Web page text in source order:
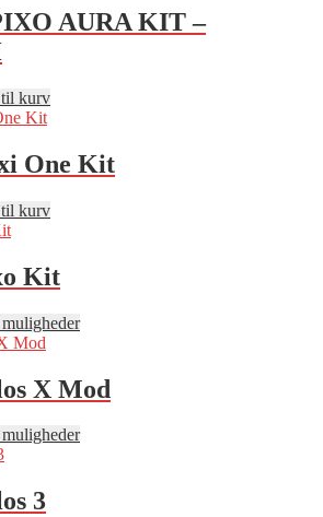
AURA KIT –
kurv
One Kit
kurv
Kit
Dette
flere
varianter.
kan
X Mod
Dette
3